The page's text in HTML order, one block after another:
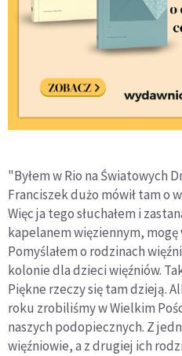
"Byłem w Rio na Światowych
Franciszek dużo mówił tam o
Więc ja tego słuchałem i
kapelanem więziennym,
Pomyślałem o rodzinach
kolonie dla dzieci więźniów.
Piękne rzeczy się tam dzieją.
roku zrobiliśmy w Wielkim
naszych podopiecznych. Z
więźniowie, a z drugiej ich